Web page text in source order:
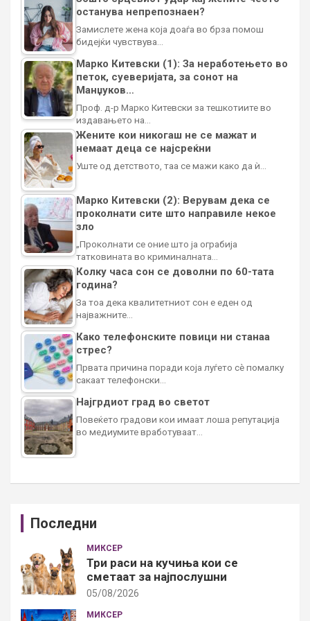
останува непрепознаен?
Замислете жена која доаѓа во брза помош
бидејќи чувствува…
Марко Китевски (1): За неработењето во
петок, суеверијата, за сонот на
Манџуков…
Проф. д-р Марко Китевски за тешкотиите во
издавањето на…
Жените кои никогаш не се мажат и
немаат деца се најсреќни
Уште од детството, таа се мажи како да ѝ…
Марко Китевски (2): Верувам дека се
проколнати сите што направиле некое
зло
„Проколнати се оние што ја ограбија
татковината во криминалната…
Колку часа сон се доволни по 60-тата
година?
За тоа дека квалитетниот сон е еден од
најважните…
Како телефонските повици ни станаа
стрес?
Првата причина поради која луѓето сè помалку
сакаат телефонски…
Најгрдиот град во светот
Повеќето градови кои имаат лоша репутација
во медиумите вработуваат…
Последни
МИКСЕР
Три раси на кучиња кои се
сметаат за најпослушни
05/08/2026
МИКСЕР